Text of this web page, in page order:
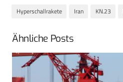
Hyperschallrakete Iran KN.23
Ähnliche Posts